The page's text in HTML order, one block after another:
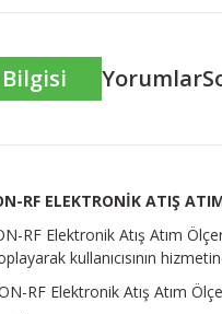
Yorumlar
RF ELEKTRONİK ATIŞ
RF Elektronik Atış Atım
kullanıcısının
RF Elektronik Atış Atım